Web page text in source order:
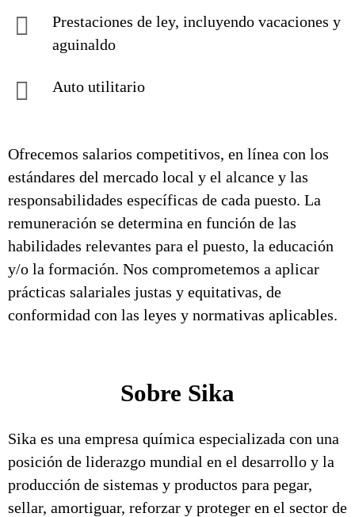
Prestaciones de ley, incluyendo vacaciones y
aguinaldo
Auto utilitario
Ofrecemos salarios competitivos, en línea con los
estándares del mercado local y el alcance y las
responsabilidades específicas de cada puesto. La
remuneración se determina en función de las
habilidades relevantes para el puesto, la educación
y/o la formación. Nos comprometemos a aplicar
prácticas salariales justas y equitativas, de
conformidad con las leyes y normativas aplicables.
Sobre Sika
Sika es una empresa química especializada con una
posición de liderazgo mundial en el desarrollo y la
producción de sistemas y productos para pegar,
sellar, amortiguar, reforzar y proteger en el sector de